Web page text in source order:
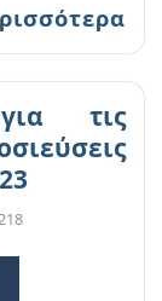
τις